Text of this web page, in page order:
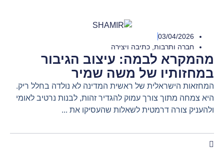
03/04/2026
חברה ותרבות כתיבה ויצירה
מהמקרא לבמה: עיצוב הגיבור
במחזותיו של משה שמיר
המחזאות הישראלית של ראשית המדינה לא נולדה בחלל ריק.
היא צמחה מתוך צורך עמוק להגדיר זהות, לבנות נרטיב לאומי
ולהעניק צורה דרמטית לשאלות שהעסיקו את